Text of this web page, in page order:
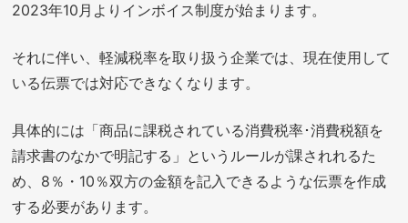
2023年10月よりインボイス制度が始まります。
それに伴い、軽減税率を取り扱う企業では、現在使用して
いる伝票では対応できなくなります。
具体的には「商品に課税されている消費税率･消費税額を
請求書のなかで明記する」というルールが課されれるた
め、8％・10％双方の金額を記入できるような伝票を作成
する必要があります。